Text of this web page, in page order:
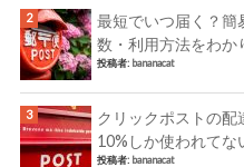
最短でいつ届く？簡
数・利用方法をわか
投稿者: bananacat
クリックポストの配
10%しか使われてな
投稿者: bananacat